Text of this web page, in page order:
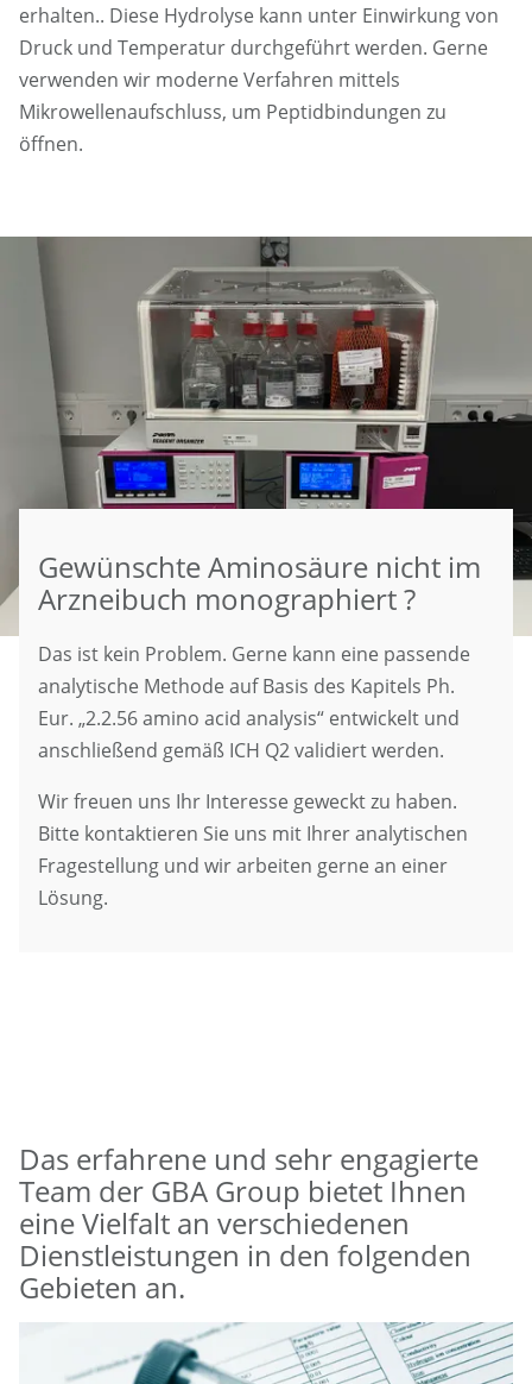
erhalten.. Diese Hydrolyse kann unter Einwirkung von
Druck und Temperatur durchgeführt werden. Gerne
verwenden wir moderne Verfahren mittels
Mikrowellenaufschluss, um Peptidbindungen zu
öffnen.
Gewünschte Aminosäure nicht im
Arzneibuch monographiert ?
Das ist kein Problem. Gerne kann eine passende
analytische Methode auf Basis des Kapitels Ph.
Eur. „2.2.56 amino acid analysis“ entwickelt und
anschließend gemäß ICH Q2 validiert werden.
Wir freuen uns Ihr Interesse geweckt zu haben.
Bitte kontaktieren Sie uns mit Ihrer analytischen
Fragestellung und wir arbeiten gerne an einer
Lösung.
Das erfahrene und sehr engagierte
Team der GBA Group bietet Ihnen
eine Vielfalt an verschiedenen
Dienstleistungen in den folgenden
Gebieten an.